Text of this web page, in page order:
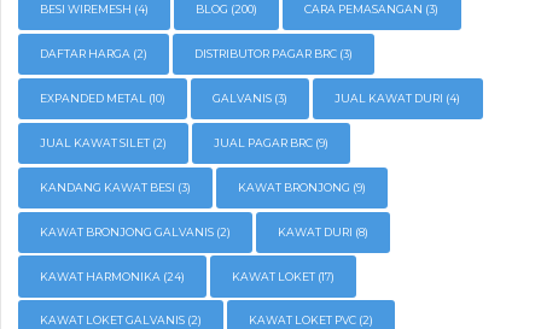
BESI WIREMESH (4) BLOG (200) CARA PEMASANGAN (3)
DAFTAR HARGA (2) DISTRIBUTOR PAGAR BRC (3)
EXPANDED METAL (10) GALVANIS (3) JUAL KAWAT DURI (4)
JUAL KAWAT SILET (2) JUAL PAGAR BRC (9)
KANDANG KAWAT BESI (3) KAWAT BRONJONG (9)
KAWAT BRONJONG GALVANIS (2) KAWAT DURI (8)
KAWAT HARMONIKA (24) KAWAT LOKET (17)
KAWAT LOKET GALVANIS (2) KAWAT LOKET PVC (2)